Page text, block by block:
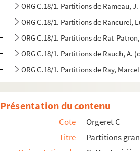
ORG C.18/1. Partitions de Rameau,
ORG C.18/1. Partitions de Rancurel,
ORG C.18/1. Partitions de Rat-
ORG C.18/1. Partitions de Rauch, A.
ORG C.18/1. Partitions de Ray,
ORG C.18/1. Partitions de
ORG C.18/1. Partitions de Reisdorff,
ORG C.18/1. Partitions de Reveu,
Présentation du contenu
Cote
Orgeret C
Titre
Partitions